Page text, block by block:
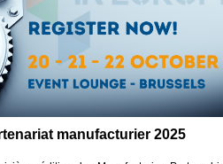
manufacturier 2025